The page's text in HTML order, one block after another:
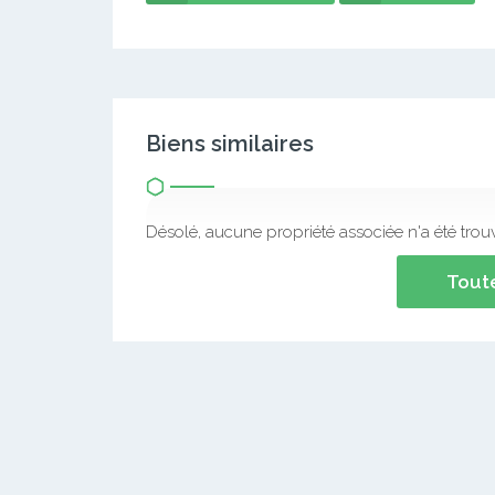
Biens similaires
Désolé, aucune propriété associée n'a été